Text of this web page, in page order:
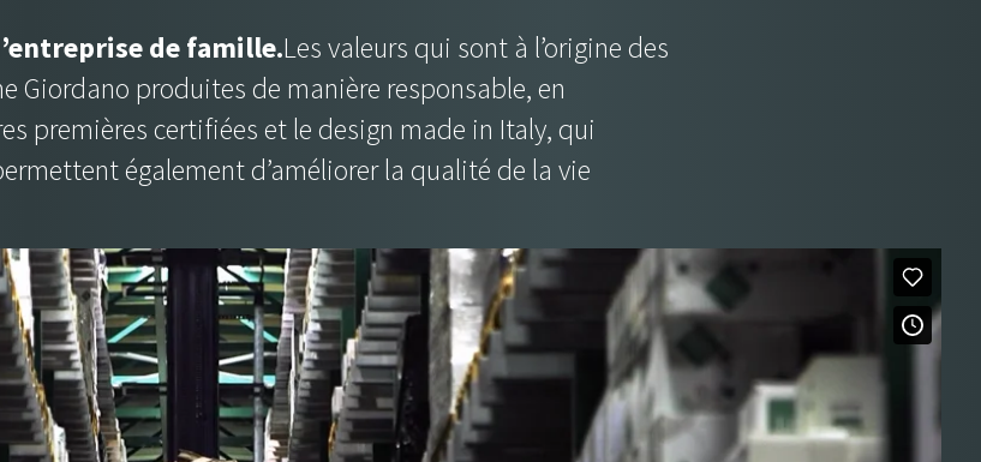
de famille.Les valeurs qui sont à l’origine des
Giordano produites de manière responsable, en
premières certifiées et le design made in Italy, qui
également d’améliorer la qualité de la vie